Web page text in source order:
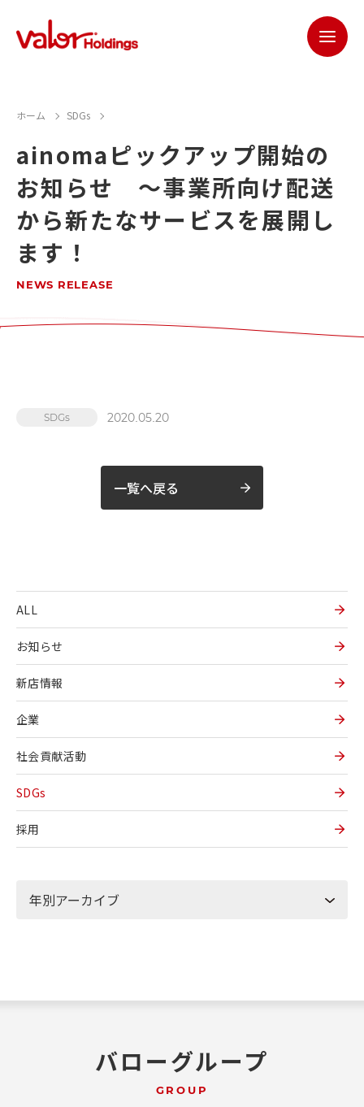
ホーム SDGs
ainomaピックアップ開始の
お知らせ ～事業所向け配送
から新たなサービスを展開し
ます！
NEWS RELEASE
ALL
お知らせ
新店情報
企業
社会貢献活動
SDGs
採用
SDGs 2020.05.20
一覧へ戻る
バローグループ
GROUP